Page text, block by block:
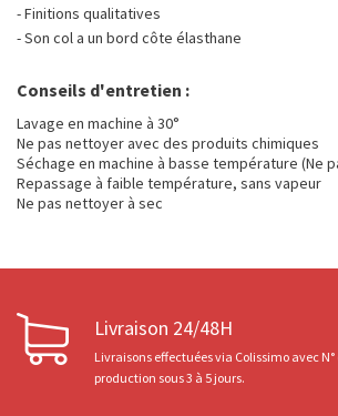
- Finitions qualitatives
- Son col a un bord côte élasthane
Conseils d'entretien :
Lavage en machine à 30°
Ne pas nettoyer avec des produits chimiques
Séchage en machine à basse température (Ne
Repassage à faible température, sans vapeur
Ne pas nettoyer à sec
Livraison 24/48H
Livraisons effectuées via Colissimo avec
production sous 3 à 5 jours.